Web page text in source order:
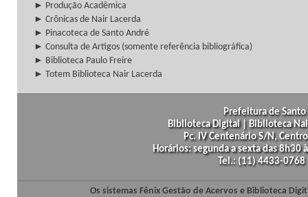
► Produção Acadêmica
► Crônicas de Nair Lacerda
► Pinacoteca de Santo André
► Consulta de Artigos (somente referência bibliográfica)
► Biblioteca Paulo Freire
► Totem Biblioteca Nair Lacerda
Prefeitura de
Biblioteca Digital | Biblioteca
Pc. IV Centenário S/N,
Horários: segunda a sexta das
Tel.: (11) 4433-
Os sistemas Fênix Gestão de Acervos e Biblioteca